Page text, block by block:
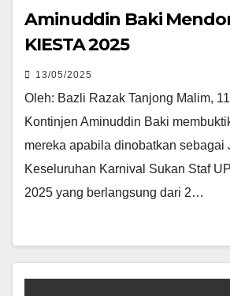
Aminuddin Baki
KIESTA 2025
13/05/2025
Oleh: Bazli Razak Tanjong Malim,
Kontinjen Aminuddin Baki
mereka apabila dinobatkan sebagai
Keseluruhan Karnival Sukan Staf
2025 yang berlangsung dari 2…